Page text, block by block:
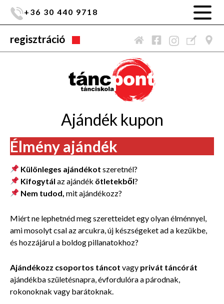
+36 30 440 9718
regisztráció
Ajándék kupon
Élmény ajándék
Különleges ajándékot szeretnél?
Kifogytálaz ajándék ötletekből?
Nem tudod,mit ajándékozz?
Miért ne lephetnéd meg szeretteidet egy olyan élménnyel,
ami mosolyt csal az arcukra, új készségeket ad a kezükbe,
és hozzájárul a boldog pillanatokhoz?
Ajándékozz csoportos táncot vagy privát táncórát
ajándékba születésnapra, évfordulóra a párodnak,
rokonoknak vagy barátoknak.